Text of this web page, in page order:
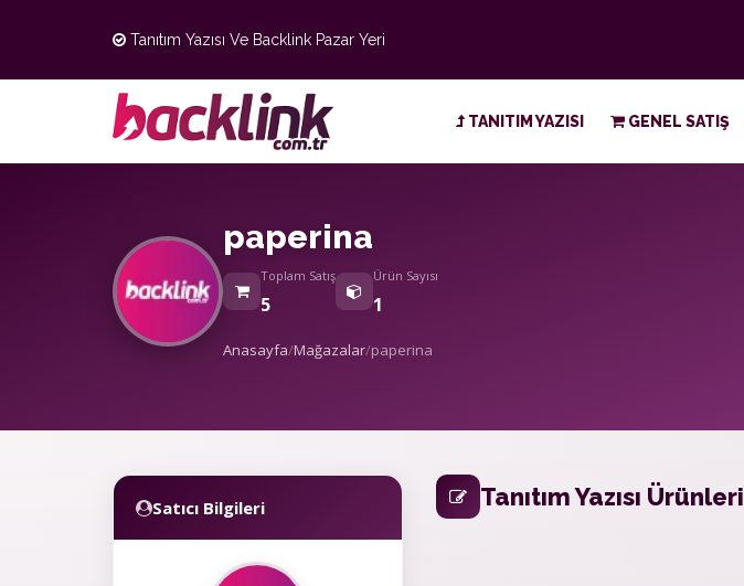
Tanıtım Yazısı Ve Backlink Pazar Yeri
TANITIM YAZISI GENEL SATIŞ
paperina
Toplam Satış
5
Ürün Sayısı
1
Anasayfa/Mağazalar/paperina
Satıcı Bilgileri Tanıtım Yazısı Ürünleri